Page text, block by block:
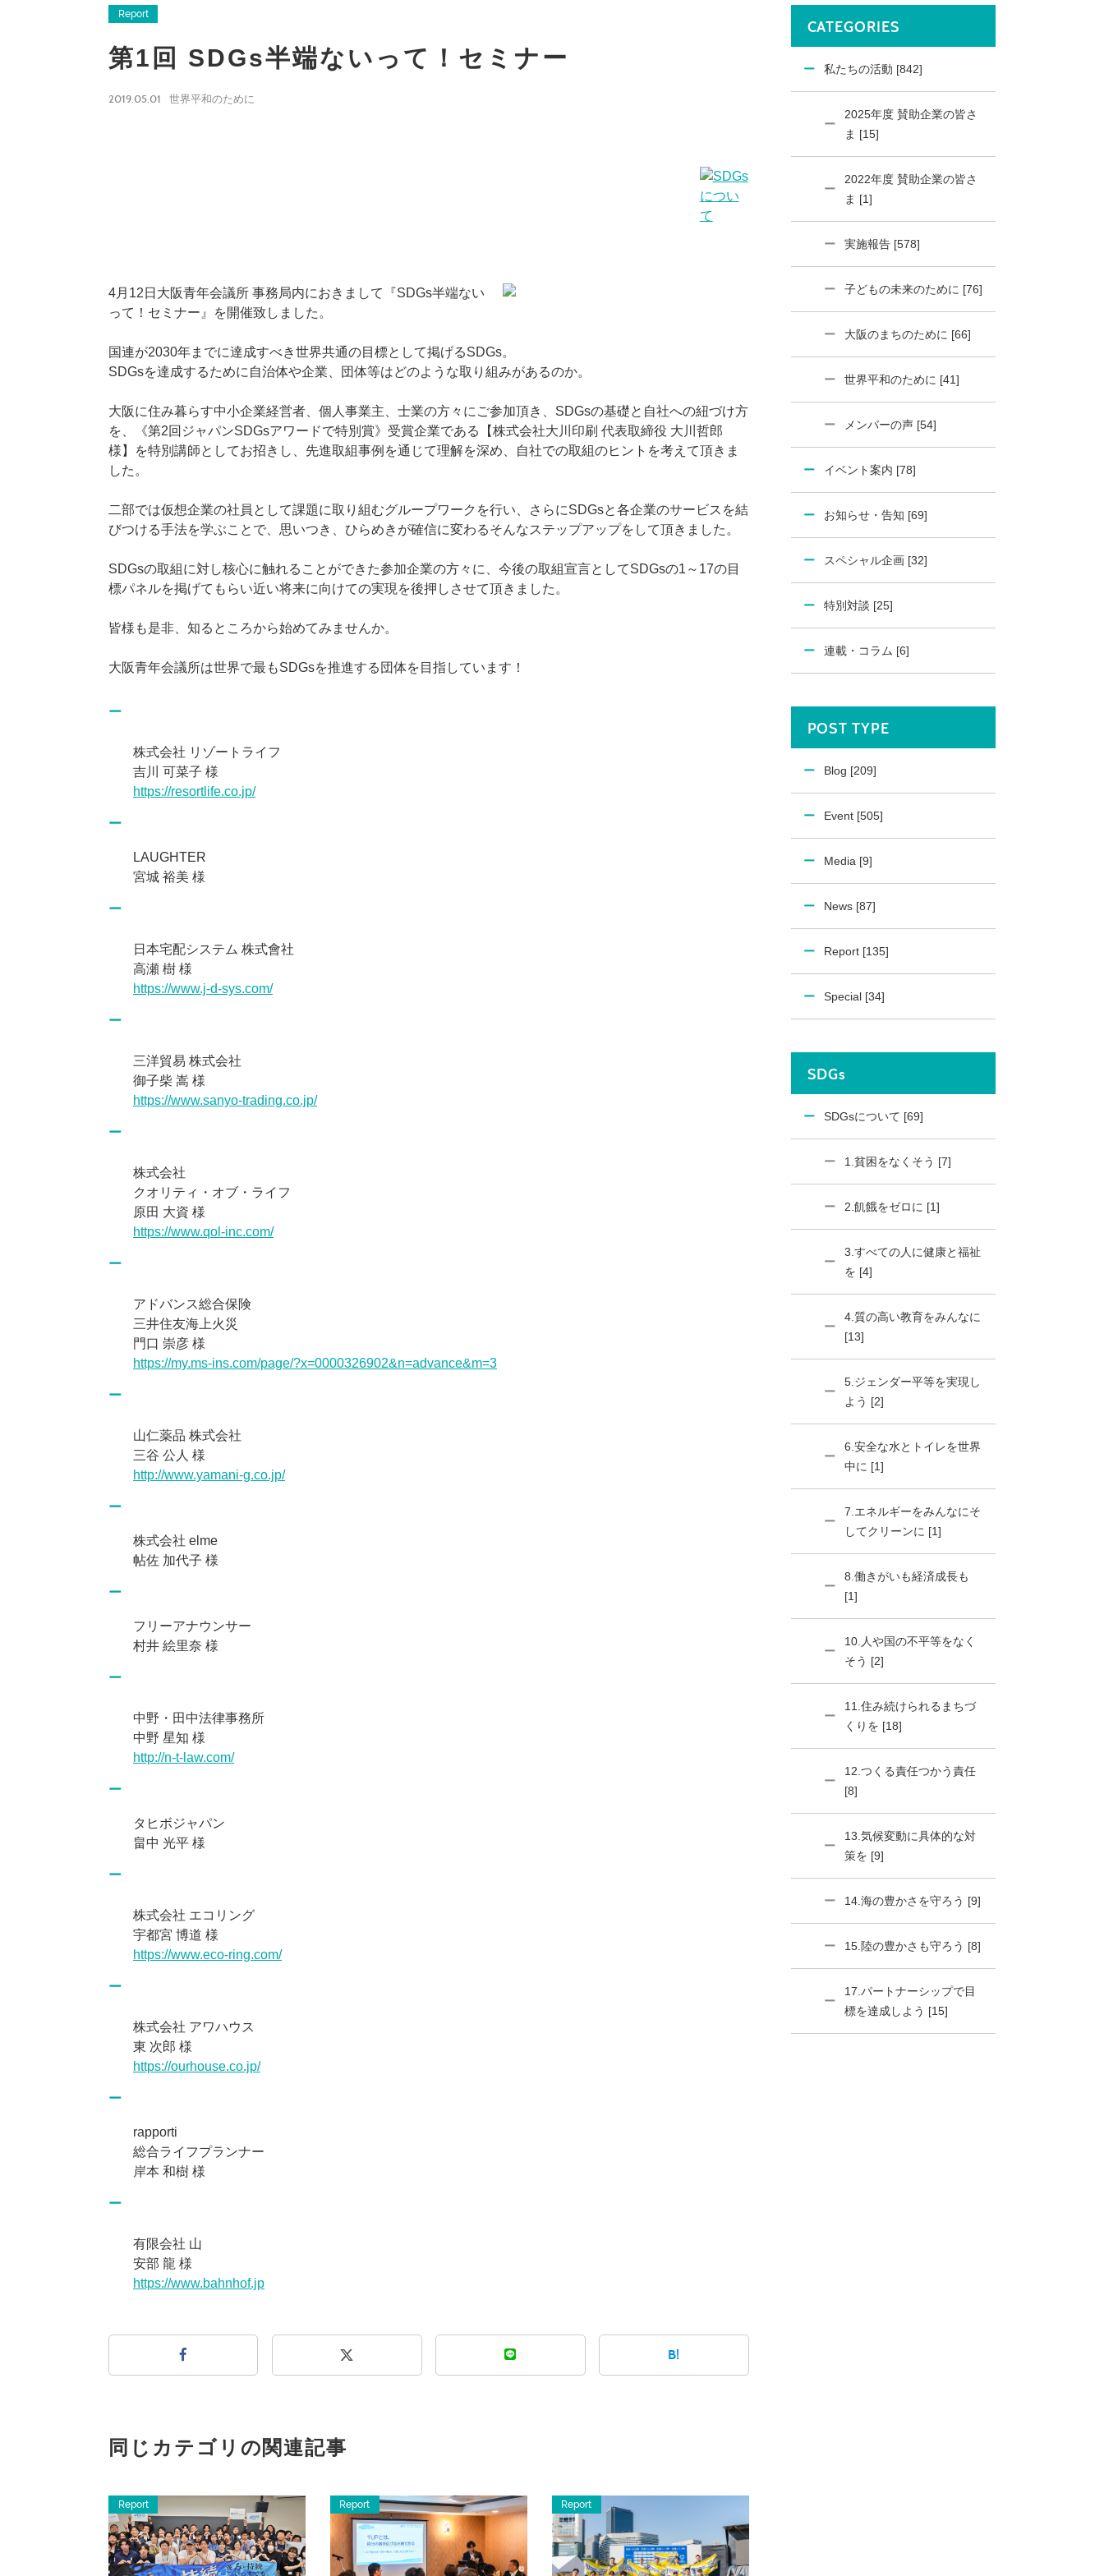
Report
第1回 SDGs半端ないって！セミナー
2019.05.01 世界平和のために
4月12日大阪青年会議所 事務局内におきまして『SDGs半端ない
って！セミナー』を開催致しました。
国連が2030年までに達成すべき世界共通の目標として掲げるSDGs。
SDGsを達成するために自治体や企業、団体等はどのような取り組みがあるのか。
大阪に住み暮らす中小企業経営者、個人事業主、士業の方々にご参加頂き、SDGsの基礎と自社への紐づけ方
を、《第2回ジャパンSDGsアワードで特別賞》受賞企業である【株式会社大川印刷 代表取締役 大川哲郎
様】を特別講師としてお招きし、先進取組事例を通じて理解を深め、自社での取組のヒントを考えて頂きま
した。
二部では仮想企業の社員として課題に取り組むグループワークを行い、さらにSDGsと各企業のサービスを結
びつける手法を学ぶことで、思いつき、ひらめきが確信に変わるそんなステップアップをして頂きました。
SDGsの取組に対し核心に触れることができた参加企業の方々に、今後の取組宣言としてSDGsの1～17の目
標パネルを掲げてもらい近い将来に向けての実現を後押しさせて頂きました。
皆様も是非、知るところから始めてみませんか。
大阪青年会議所は世界で最もSDGsを推進する団体を目指しています！
株式会社 リゾートライフ
吉川 可菜子 様
https://resortlife.co.jp/
LAUGHTER
宮城 裕美 様
日本宅配システム 株式會社
高瀬 樹 様
https://www.j-d-sys.com/
三洋貿易 株式会社
御子柴 嵩 様
https://www.sanyo-trading.co.jp/
株式会社
クオリティ・オブ・ライフ
原田 大資 様
https://www.qol-inc.com/
アドバンス総合保険
三井住友海上火災
門口 崇彦 様
https://my.ms-ins.com/page/?x=0000326902&n=advance&m=3
山仁薬品 株式会社
三谷 公人 様
http://www.yamani-g.co.jp/
株式会社 elme
帖佐 加代子 様
フリーアナウンサー
村井 絵里奈 様
中野・田中法律事務所
中野 星知 様
http://n-t-law.com/
タヒボジャパン
畠中 光平 様
株式会社 エコリング
宇都宮 博道 様
https://www.eco-ring.com/
株式会社 アワハウス
東 次郎 様
https://ourhouse.co.jp/
rapporti
総合ライフプランナー
岸本 和樹 様
有限会社 山
安部 龍 様
https://www.bahnhof.jp
B!
同じカテゴリの関連記事
Report Report Report
CATEGORIES
私たちの活動 [842]
2025年度 賛助企業の皆さ
ま [15]
2022年度 賛助企業の皆さ
ま [1]
実施報告 [578]
子どもの未来のために [76]
大阪のまちのために [66]
世界平和のために [41]
メンバーの声 [54]
イベント案内 [78]
お知らせ・告知 [69]
スペシャル企画 [32]
特別対談 [25]
連載・コラム [6]
POST TYPE
Blog [209]
Event [505]
Media [9]
News [87]
Report [135]
Special [34]
SDGs
SDGsについて [69]
1.貧困をなくそう [7]
2.飢餓をゼロに [1]
3.すべての人に健康と福祉
を [4]
4.質の高い教育をみんなに
[13]
5.ジェンダー平等を実現し
よう [2]
6.安全な水とトイレを世界
中に [1]
7.エネルギーをみんなにそ
してクリーンに [1]
8.働きがいも経済成長も
[1]
10.人や国の不平等をなく
そう [2]
11.住み続けられるまちづ
くりを [18]
12.つくる責任つかう責任
[8]
13.気候変動に具体的な対
策を [9]
14.海の豊かさを守ろう [9]
15.陸の豊かさも守ろう [8]
17.パートナーシップで目
標を達成しよう [15]